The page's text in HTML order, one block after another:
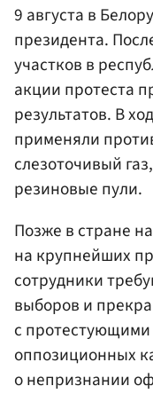
9 августа в
президента.
участков в
акции протеста
результатов. В
применяли
слезоточивый
резиновые пули.
Позже в стране
на крупнейших
сотрудники
выборов и
с
оппозиционных
о непризнании